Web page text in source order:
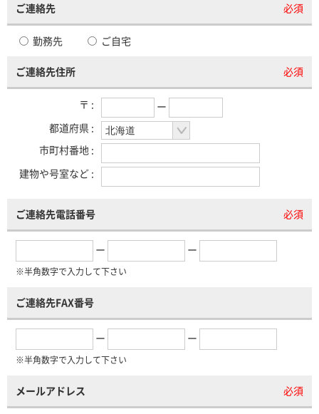
ご連絡先 必須
勤務先 ご自宅
ご連絡先住所 必須
〒 :
ー
都道府県 :
市町村番地 :
建物や号室など :
ご連絡先電話番号 必須
ー ー
※半角数字で入力して下さい
ご連絡先FAX番号
ー ー
※半角数字で入力して下さい
メールアドレス 必須